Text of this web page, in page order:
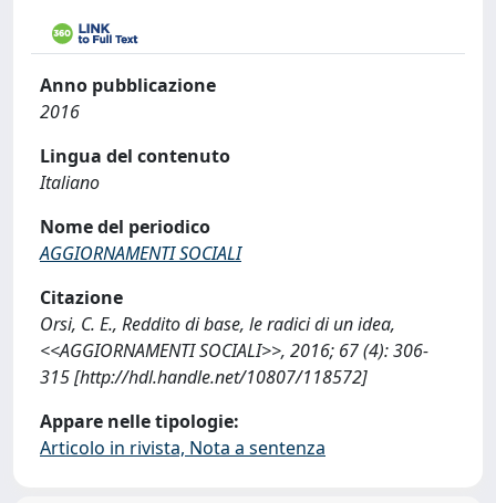
Anno pubblicazione
2016
Lingua del contenuto
Italiano
Nome del periodico
AGGIORNAMENTI SOCIALI
Citazione
Orsi, C. E., Reddito di base, le radici di un idea,
<<AGGIORNAMENTI SOCIALI>>, 2016; 67 (4): 306-
315 [http://hdl.handle.net/10807/118572]
Appare nelle tipologie:
Articolo in rivista, Nota a sentenza